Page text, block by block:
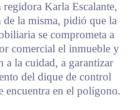
Karla Escalante,
de la misma, pidió que la
se comprometa a
comercial el inmueble y
a la cuidad, a garantizar
del dique de control
encuentra en el polígono.